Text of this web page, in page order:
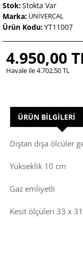
Stok:Stokta Var
Marka: UNİVERCAL
Ürün Kodu:YT11007
4.950,00
Havale ile 4.702,50 TL
ÜRÜN BILGILERI
Dıştan dışa ölcüler
Yükseklik 10 cm
Gaz emliyetli
Kesit ölçüleri 33 x 31